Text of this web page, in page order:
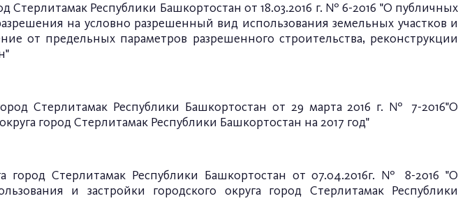
Стерлитамак Республики Башкортостан от 18.03.2016 г. № 6-2016 "О публичных
на условно разрешенный вид использования земельных участков и
от предельных параметров разрешенного строительства, реконструкции
"
Стерлитамак Республики Башкортостан от 29 марта 2016 г. № 7-2016"О
город Стерлитамак Республики Башкортостан на 2017 год"
город Стерлитамак Республики Башкортостан от 07.04.2016г. № 8-2016 "О
и застройки городского округа город Стерлитамак Республики